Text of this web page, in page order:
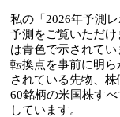
私の「2026年予測
予測をご覧いただ
は青色で示されて
転換点を事前に明ら
されている先物、
60銘柄の米国株す
しています。